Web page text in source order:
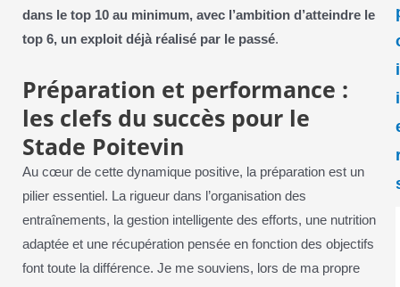
dans le top 10 au minimum, avec l’ambition d’atteindre le
top 6, un exploit déjà réalisé par le passé.
Préparation et performance :
les clefs du succès pour le
Stade Poitevin
Au cœur de cette dynamique positive, la préparation est un
pilier essentiel. La rigueur dans l’organisation des
entraînements, la gestion intelligente des efforts, une nutrition
adaptée et une récupération pensée en fonction des objectifs
font toute la différence. Je me souviens, lors de ma propre
i